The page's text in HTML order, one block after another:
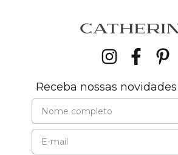
Receba nossas